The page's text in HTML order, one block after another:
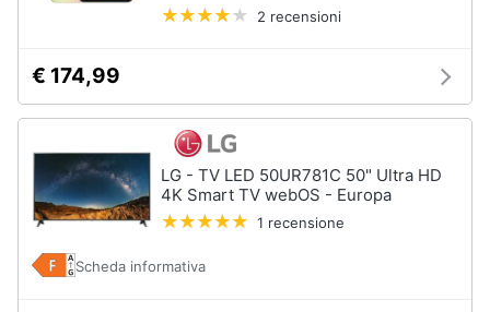
2 recensioni
€ 174,99
LG - TV LED 50UR781C 50" Ultra HD
4K Smart TV webOS - Europa
1 recensione
Scheda informativa